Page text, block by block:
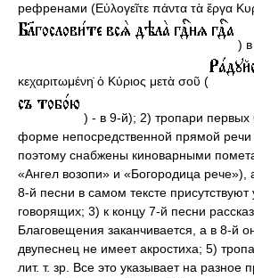
рефренами (Εὐλογεῖτε πάντα τὰ ἔργα
)
κεχαριτωμένη̇ ὁ Κύριος μετὰ σοῦ (
) - в 9-й); 2) тропари
форме непосредственной прямой речи
поэтому снабжены киноварными
«Ангел возопи» и «Богородица рече»),
8-й песни в самом тексте присутствуют
говорящих; 3) к концу 7-й песни
Благовещения заканчивается, а в 8-й
двупеснец не имеет акростиха; 5)
лит. т. зр. Все это указывает на разное